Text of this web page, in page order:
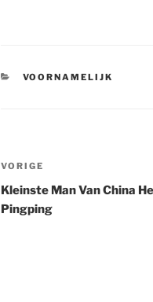
CATEGORIEËN
VOORNAMELIJK
Berichtnavigatie
Vorig
bericht
VORIGE
Kleinste Man Van China
Pingping